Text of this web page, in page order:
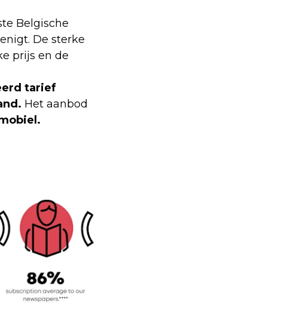
Belgische
De sterke
prijs en de
tarief
Het aanbod